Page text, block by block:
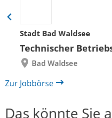
Stadt Bad Waldsee
Technischer
Bad Waldsee
Folie
zurück
Zur Jobbörse
Das könnte Sie